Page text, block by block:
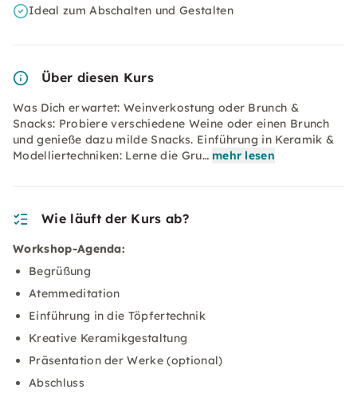
Ideal zum Abschalten und Gestalten
Über diesen Kurs
Was Dich erwartet: Weinverkostung oder Brunch &
Snacks: Probiere verschiedene Weine oder einen Brunch
und genieße dazu milde Snacks. Einführung in Keramik &
Modelliertechniken: Lerne die Gru… mehr lesen
Wie läuft der Kurs ab?
Workshop-Agenda:
Begrüßung
Atemmeditation
Einführung in die Töpfertechnik
Kreative Keramikgestaltung
Präsentation der Werke (optional)
Abschluss